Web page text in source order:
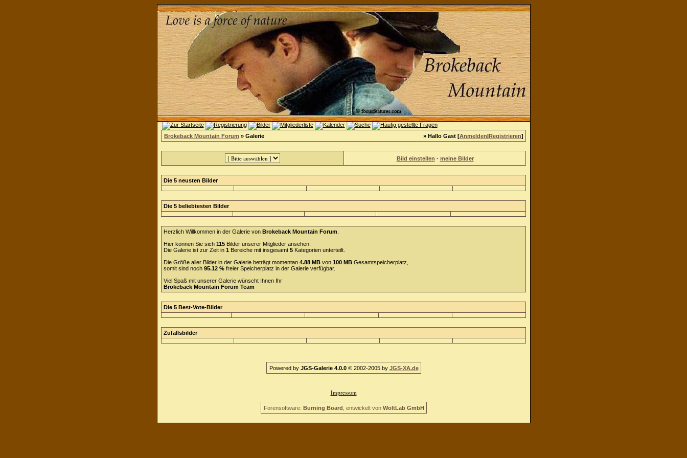
Brokeback Mountain Forum » Galerie » Hallo Gast [Anmelden|Registrieren]
Bild einstellen - meine Bilder
Die 5 neusten Bilder
Die 5 beliebtesten Bilder
Herzlich Willkommen in der Galerie von Brokeback Mountain Forum
Hier können Sie sich 115 Bilder unserer Mitglieder ansehen.
Die Galerie ist zur Zeit in 1 Bereiche mit insgesamt 5 Kategorien unterteilt.
Die Größe aller Bilder in der Galerie beträgt momentan 4.88 MB von 100 MB Gesamtspeicherplatz,
somit sind noch 95.12 % freier Speicherplatz in der Galerie verfügbar.
Viel Spaß mit unserer Galerie wünscht Ihnen Ihr
Brokeback Mountain Forum Team
Die 5 Best-Vote-Bilder
Zufallsbilder
Powered by JGS-Galerie 4.0.0© 2002-2005 by JGS-XA.de
Impressum
Forensoftware: Burning Board , entwickelt von WoltLab GmbH